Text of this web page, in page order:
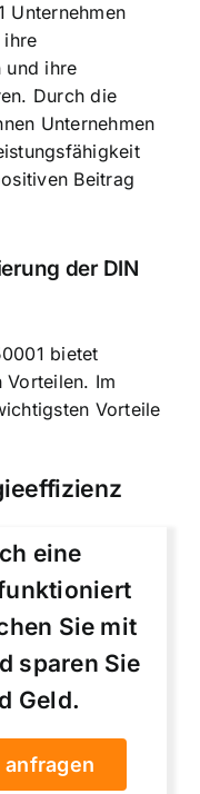
Unternehmen
ihre
und ihre
Durch die
Unternehmen
Beitrag
der DIN
bietet
Vorteilen. Im
Vorteile
eine
Sie mit
sparen Sie
Geld.